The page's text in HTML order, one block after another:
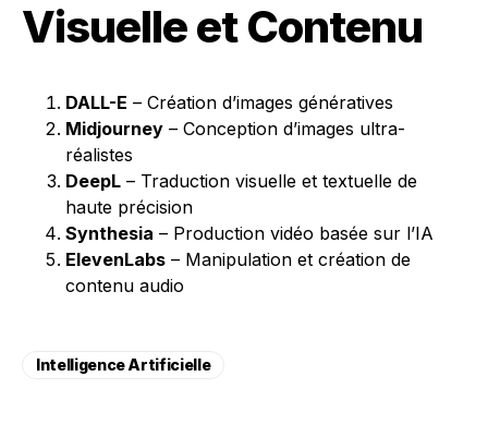
Visuelle et Contenu
DALL-E – Création d’images génératives
Midjourney – Conception d’images ultra-
réalistes
DeepL – Traduction visuelle et textuelle de
haute précision
Synthesia – Production vidéo basée sur l’IA
ElevenLabs – Manipulation et création de
contenu audio
Intelligence Artificielle